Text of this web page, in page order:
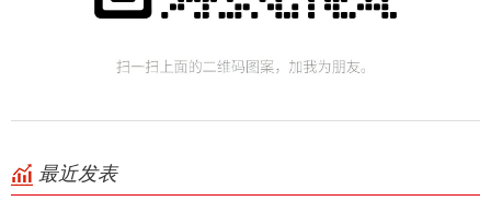
最近发表